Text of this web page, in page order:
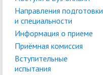
Направления подготовки
и специальности
Информация о приеме
Приёмная комиссия
Вступительные
испытания